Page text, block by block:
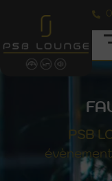
PSB